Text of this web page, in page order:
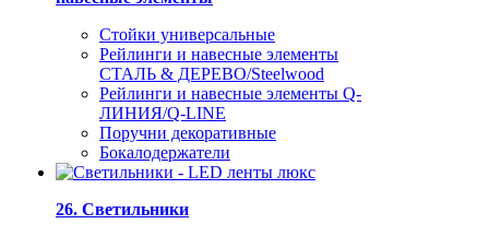
Стойки универсальные
Рейлинги и навесные элементы
СТАЛЬ & ДЕРЕВО/Steelwood
Рейлинги и навесные элементы Q-
ЛИНИЯ/Q-LINE
Поручни декоративные
Бокалодержатели
26. Светильники